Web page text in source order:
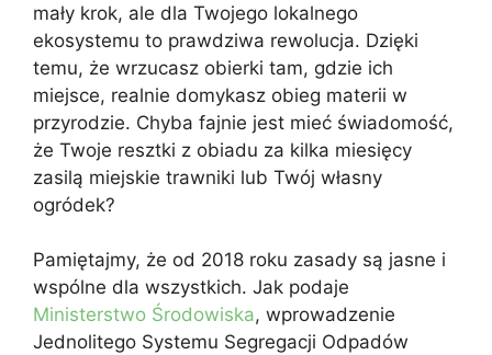
mały krok, ale dla Twojego lokalnego
ekosystemu to prawdziwa rewolucja. Dzięki
temu, że wrzucasz obierki tam, gdzie ich
miejsce, realnie domykasz obieg materii w
przyrodzie. Chyba fajnie jest mieć świadomość,
że Twoje resztki z obiadu za kilka miesięcy
zasilą miejskie trawniki lub Twój własny
ogródek?
Pamiętajmy, że od 2018 roku zasady są jasne i
wspólne dla wszystkich. Jak podaje
Ministerstwo Środowiska, wprowadzenie
Jednolitego Systemu Segregacji Odpadów